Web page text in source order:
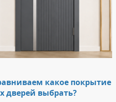
какое покрытие
выбрать?